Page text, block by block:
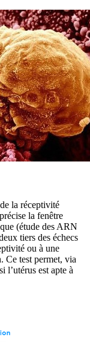
la réceptivité
la fenêtre
(étude des ARN
tiers des échecs
ou à une
Ce test permet, via
l’utérus est apte à